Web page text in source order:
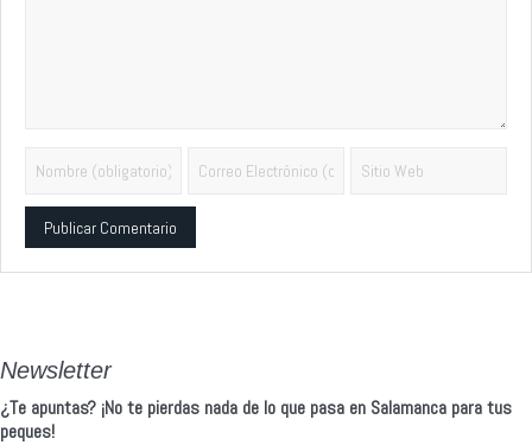
Newsletter
¿Te apuntas? ¡No te pierdas nada de lo que pasa en Salamanca para tus
peques!